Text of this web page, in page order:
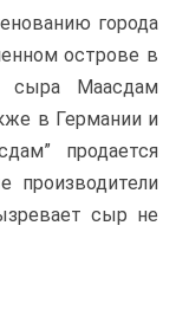
города
острове в
сыра Маасдам
в Германии и
продается
производители
сыр не